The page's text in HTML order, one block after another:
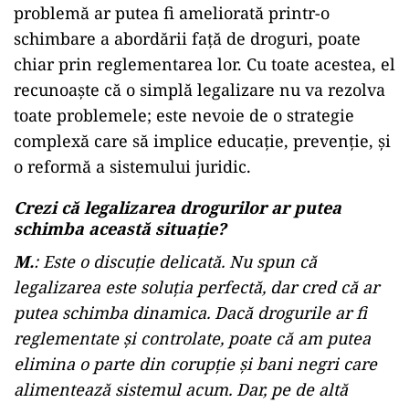
problemă ar putea fi ameliorată printr-o
schimbare a abordării față de droguri, poate
chiar prin reglementarea lor. Cu toate acestea, el
recunoaște că o simplă legalizare nu va rezolva
toate problemele; este nevoie de o strategie
complexă care să implice educație, prevenție, și
o reformă a sistemului juridic.
Crezi că legalizarea drogurilor ar putea
schimba această situație?
M.: Este o discuție delicată. Nu spun că
legalizarea este soluția perfectă, dar cred că ar
putea schimba dinamica. Dacă drogurile ar fi
reglementate și controlate, poate că am putea
elimina o parte din corupție și bani negri care
alimentează sistemul acum. Dar, pe de altă